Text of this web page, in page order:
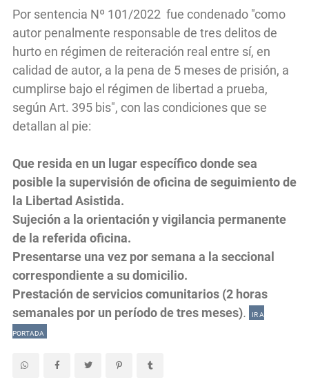
Por sentencia Nº 101/2022 fue condenado "como
autor penalmente responsable de tres delitos de
hurto en régimen de reiteración real entre sí, en
calidad de autor, a la pena de 5 meses de prisión, a
cumplirse bajo el régimen de libertad a prueba,
según Art. 395 bis", con las condiciones que se
detallan al pie:
Que resida en un lugar específico donde sea
posible la supervisión de oficina de seguimiento de
la Libertad Asistida.
Sujeción a la orientación y vigilancia permanente
de la referida oficina.
Presentarse una vez por semana a la seccional
correspondiente a su domicilio.
Prestación de servicios comunitarios (2 horas
semanales por un período de tres meses). IR A
PORTADA